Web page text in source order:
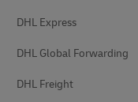
DHL Express
DHL Global Forwarding
DHL Freight